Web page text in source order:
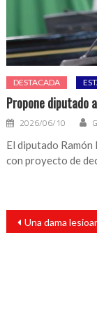
DESTACADA
Propone diputado
2026/06/10
El diputado
con proyecto de
Navegación
entradas
Una dama lesioanda tras derrape de moto